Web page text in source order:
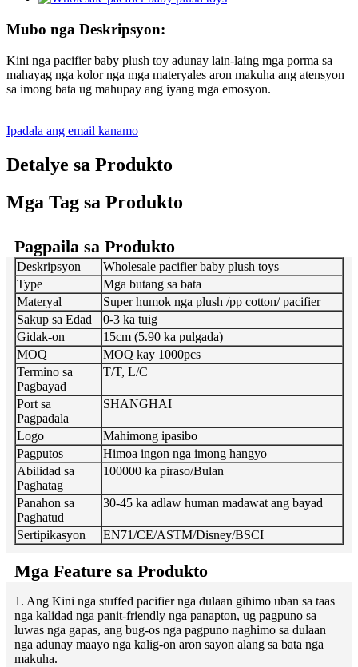
Mubo nga Deskripsyon:
Kini nga pacifier baby plush toy adunay lain-laing mga porma sa
mahayag nga kolor nga mga materyales aron makuha ang atensyon
sa imong bata ug mahupay ang iyang mga emosyon.
Ipadala ang email kanamo
Detalye sa Produkto
Mga Tag sa Produkto
Pagpaila sa Produkto
Deskripsyon
Wholesale pacifier baby plush toys
Type
Mga butang sa bata
Materyal
Super humok nga plush /pp cotton/ pacifier
Sakup sa Edad
0-3 ka tuig
Gidak-on
15cm (5.90 ka pulgada)
MOQ
MOQ kay 1000pcs
Termino sa
Pagbayad
T/T, L/C
Port sa
Pagpadala
SHANGHAI
Logo
Mahimong ipasibo
Pagputos
Himoa ingon nga imong hangyo
Abilidad sa
Paghatag
100000 ka piraso/Bulan
Panahon sa
Paghatud
30-45 ka adlaw human madawat ang bayad
Sertipikasyon EN71/CE/ASTM/Disney/BSCI
Mga Feature sa Produkto
1. Ang Kini nga stuffed pacifier nga dulaan gihimo uban sa taas
nga kalidad nga panit-friendly nga panapton, ug pagpuno sa
luwas nga gapas, ang bug-os nga pagpuno naghimo sa dulaan
nga adunay maayo nga kalig-on aron sayon ​​​​alang sa bata nga
makuha.